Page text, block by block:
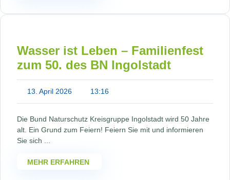
Wasser ist Leben – Familienfest
zum 50. des BN Ingolstadt
13. April 2026 13:16
Die Bund Naturschutz Kreisgruppe Ingolstadt wird 50 Jahre
alt. Ein Grund zum Feiern! Feiern Sie mit und informieren
Sie sich ...
MEHR ERFAHREN